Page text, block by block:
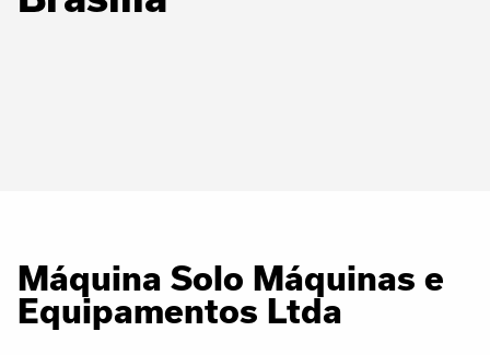
Máquina Solo Máquinas e
Equipamentos Ltda